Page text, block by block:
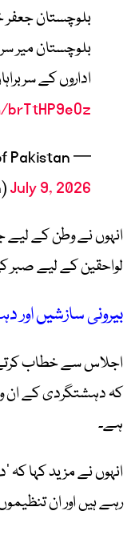
بلوچستان جعفر
بلوچستان میر
اداروں کے
Pakistan
July 9, 2026
انہوں نے وطن کے لیے
لواحقین کے لیے صبر
بیرونی سازشیں
اجلاس سے خطاب کرتے
کہ دہشتگردی کے ان
ہے۔
انہوں نے مزید کہا کہ
رہے ہیں اور ان